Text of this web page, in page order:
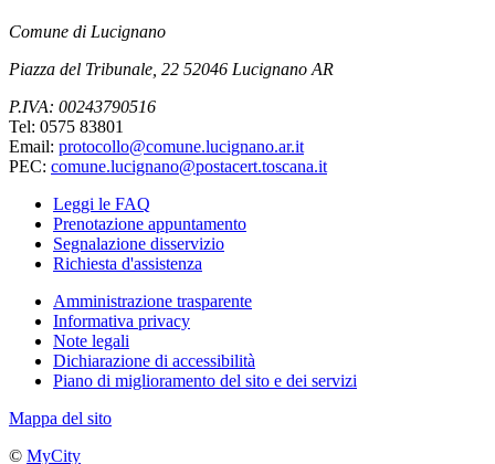
Comune di Lucignano
Piazza del Tribunale, 22 52046 Lucignano AR
P.IVA: 00243790516
Tel: 0575 83801
Email: protocollo@comune.lucignano.ar.it
PEC: comune.lucignano@postacert.toscana.it
Leggi le FAQ
Prenotazione appuntamento
Segnalazione disservizio
Richiesta d'assistenza
Amministrazione trasparente
Informativa privacy
Note legali
Dichiarazione di accessibilità
Piano di miglioramento del sito e dei servizi
Mappa del sito
© MyCity